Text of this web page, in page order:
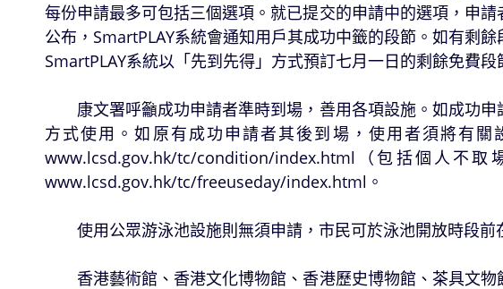
每份申請最多可包括三個選項。就已提交的申請中的選項，申
公布，SmartPLAY系統會通知用戶其成功中籤的段節。如有剩
SmartPLAY系統以「先到先得」方式預訂七月一日的剩餘免費
康文署呼籲成功申請者準時到場，善用各項設施。如成功申
方式使用。如原有成功申請者其後到場，使用者須將有
www.lcsd.gov.hk/tc/condition/index.html （包括個人不取
www.lcsd.gov.hk/tc/freeuseday/index.html 。
使用公眾游泳池設施則無須申請，市民可於泳池開放時段前
香港藝術館、香港文化博物館、香港歷史博物館、茶具文物